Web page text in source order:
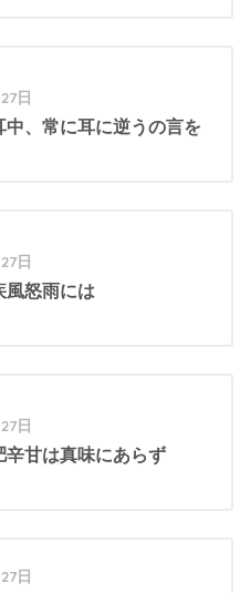
日
、常に耳に逆うの言を
日
怒雨には
日
甘は真味にあらず
日